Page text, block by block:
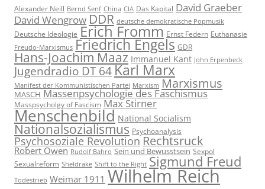
Alexander Neill Bernd Senf China CIA Das Kapital David Graeber
David Wengrow DDR deutsche demokratische Popmusik
Deutsche Ideologie Erich Fromm Ernst Federn Euthanasie
Freudo-Marxismus Friedrich Engels GDR
Hans-Joachim Maaz Immanuel Kant John Erpenbeck
Jugendradio DT 64Karl Marx
Manifest der Kommunistischen Partei Marxism Marxismus
MASCH Massenpsychologie des Faschismus
Masspsycholgy of Fascism Max Stirner
Menschenbild National Socialism
Nationalsozialismus Psychoanalysis
Psychosoziale Revolution Rechtsruck
Robert Owen Rudolf Bahro Sein und Bewusstsein Sexpol
Sexualreform Sheldrake Shift to the Right Sigmund Freud
Todestrieb Weimar 1911 Wilhelm Reich